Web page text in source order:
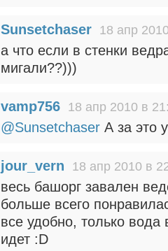
Sunsetchaser 18 апр
а что если в стенки
мигали??)))
vamp756 18 апр 2010 в
@Sunsetchaser А за это
jour_vern 18 апр 2010 в
весь башорг завален
больше всего
все удобно, только
идет :D